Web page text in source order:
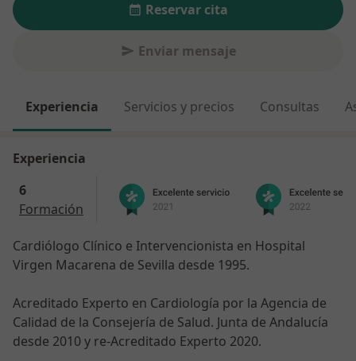
Reservar cita
Enviar mensaje
Experiencia Servicios y precios Consultas
Experiencia
6
Formación
Cardiólogo Clínico e Intervencionista en Hospital
Virgen Macarena de Sevilla desde 1995.
Acreditado Experto en Cardiología por la Agencia de
Calidad de la Consejería de Salud. Junta de Andalucía
desde 2010 y re-Acreditado Experto 2020.